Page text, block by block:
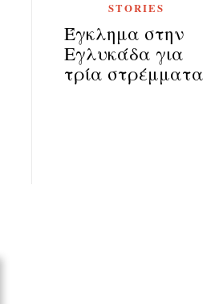
STORIES
Έγκλημα στην
Εγλυκάδα για
τρία στρέμματα